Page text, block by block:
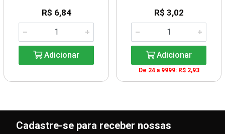
R$ 6,84
Adicionar
R$ 3,02
Adicionar
De 24 a 9999: R$ 2,93
Cadastre-se para receber nossas